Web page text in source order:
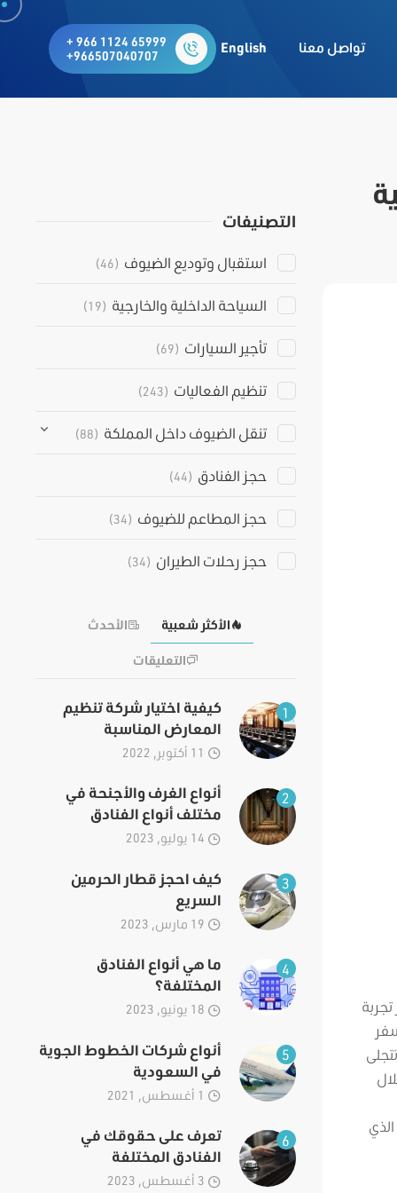
تواصل معنا English
+ 966 1124 65999
+966507040707
التصنيفات
استقبال وتوديع الضيوف (46)
السياحة الداخلية والخارجية (19)
تأجير السيارات (69)
تنظيم الفعاليات (243)
تنقل الضيوف داخل المملكة (88)
حجز الفنادق (44)
حجز المطاعم للضيوف (34)
حجز رحلات الطيران (34)
الأكثر شعبية الأحدث
التعليقات
1
كيفية اختيار شركة تنظيم
المعارض المناسبة
2
أنواع الغرف والأجنحة في
مختلف أنواع الفنادق
3
كيف احجز قطار الحرمين
السريع
4
ما هي أنواع الفنادق
المختلفة؟
5
أنواع شركات الخطوط الجوية
في السعودية
6
تعرف على حقوقك في
الفنادق المختلفة